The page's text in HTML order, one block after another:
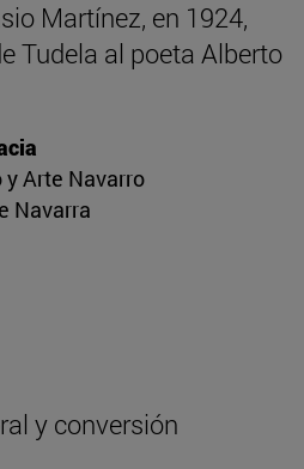
Martínez, en 1924,
Tudela al poeta Alberto
Arte Navarro
Navarra
y conversión